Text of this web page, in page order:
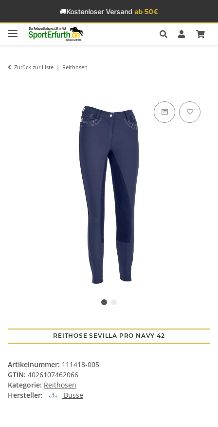
🚚Kostenloser Versandab 50€
Zurück zur Liste Reithosen
REITHOSE SEVILLA PRO NAVY 42
Artikelnummer: 111418-005
GTIN: 4026107462066
Kategorie: Reithosen
Hersteller:
Busse